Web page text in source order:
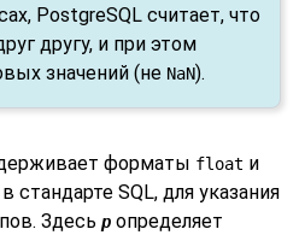
PostgreSQL считает, что
другу, и при этом
значений (не NaN).
форматы float и
стандарте SQL, для указания
Здесь p определяет